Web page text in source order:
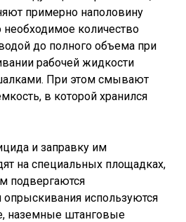
примерно наполовину
количество
до полного объема при
рабочей жидкости
При этом смывают
в которой хранился
и заправку им
на специальных площадках,
подвергаются
используются
наземные штанговые